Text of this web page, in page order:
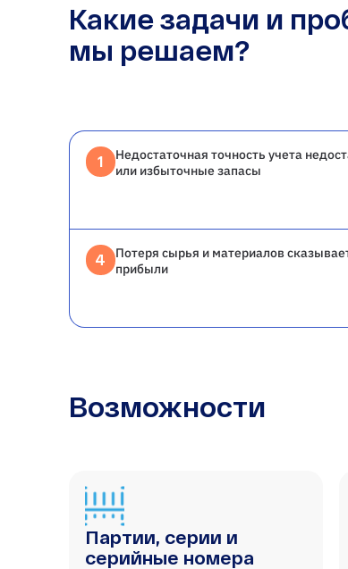
Какие задачи и
мы решаем?
1
Недостаточная точность учета
или избыточные запасы
4
Потеря сырья и материалов
прибыли
Возможности
Партии, серии и
серийные номера